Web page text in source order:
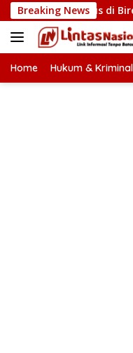
Langsung
ke
konten
Breaking News
Putus di Bireuen
Home Hukum & Kriminal